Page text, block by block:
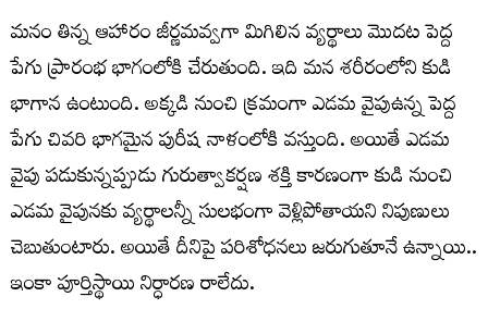
మనం తిన్న ఆహారం జీర్ణమవ్వగా మిగిలిన వ్యర్థాలు మొదట పెద్ద
పేగు ప్రారంభ భాగంలోకి చేరుతుంది. ఇది మన శరీరంలోని కుడి
భాగాన ఉంటుంది. అక్కడి నుంచి క్రమంగా ఎడమ వైపుఉన్న పెద్ద
పేగు చివరి భాగమైన పురీష నాళంలోకి వస్తుంది. అయితే ఎడమ
వైపు పడుకున్నప్పుడు గురుత్వాకర్షణ శక్తి కారణంగా కుడి నుంచి
ఎడమ వైపునకు వ్యర్థాలన్నీ సులభంగా వెళ్లిపోతాయని నిపుణులు
చెబుతుంటారు. అయితే దీనిపై పరిశోధనలు జరుగుతూనే ఉన్నాయి..
ఇంకా పూర్తిస్థాయి నిర్ధారణ రాలేదు.